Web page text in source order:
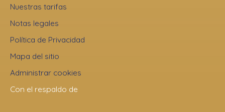
Nuestras tarifas
Notas legales
Política de Privacidad
Mapa del sitio
Administrar cookies
Con el respaldo de